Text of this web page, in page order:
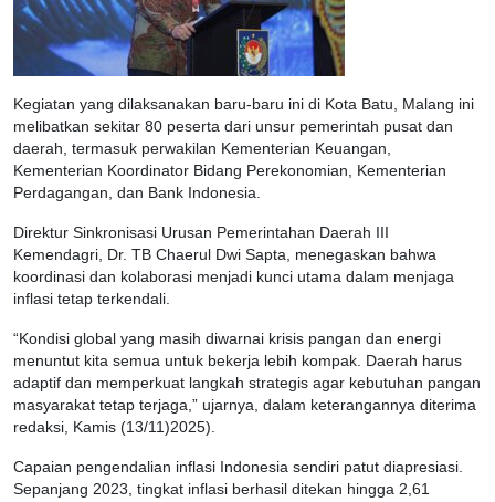
Kegiatan yang dilaksanakan baru-baru ini di Kota Batu, Malang ini
melibatkan sekitar 80 peserta dari unsur pemerintah pusat dan
daerah, termasuk perwakilan Kementerian Keuangan,
Kementerian Koordinator Bidang Perekonomian, Kementerian
Perdagangan, dan Bank Indonesia.
Direktur Sinkronisasi Urusan Pemerintahan Daerah III
Kemendagri, Dr. TB Chaerul Dwi Sapta, menegaskan bahwa
koordinasi dan kolaborasi menjadi kunci utama dalam menjaga
inflasi tetap terkendali.
“Kondisi global yang masih diwarnai krisis pangan dan energi
menuntut kita semua untuk bekerja lebih kompak. Daerah harus
adaptif dan memperkuat langkah strategis agar kebutuhan pangan
masyarakat tetap terjaga,” ujarnya, dalam keterangannya diterima
redaksi, Kamis (13/11)2025).
Capaian pengendalian inflasi Indonesia sendiri patut diapresiasi.
Sepanjang 2023, tingkat inflasi berhasil ditekan hingga 2,61